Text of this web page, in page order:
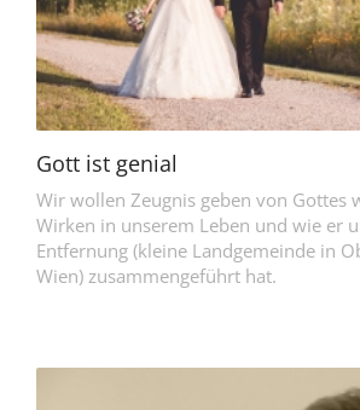
Gott ist genial
Wir wollen Zeugnis geben von Gottes
Wirken in unserem Leben und wie er
Entfernung (kleine Landgemeinde in
Wien) zusammengeführt hat.